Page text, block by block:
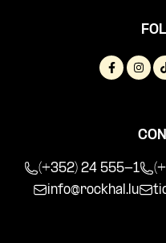
(+352) 24 555-1
info@rockhal.lu